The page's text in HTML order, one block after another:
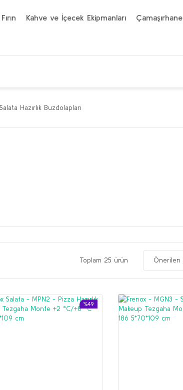
Kahve ve İçecek Ekipmanları Çamaşırhane
Hazırlık Buzdolapları
Toplam 25 ürün
%49